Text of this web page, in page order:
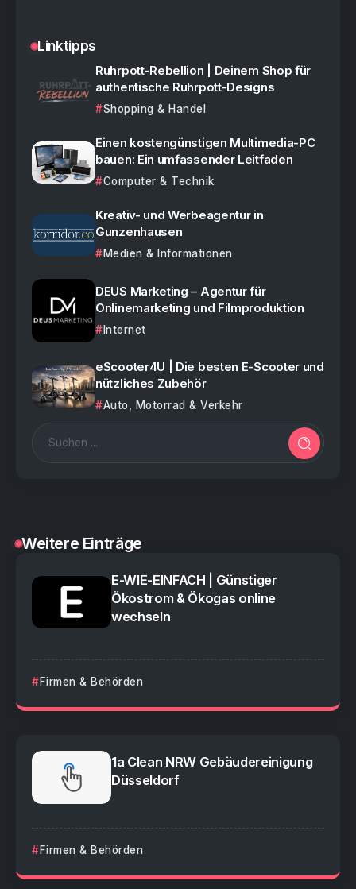
Linktipps
Ruhrpott-Rebellion | Deinem Shop für
authentische Ruhrpott-Designs
Shopping & Handel
Einen kostengünstigen Multimedia-PC
bauen: Ein umfassender Leitfaden
Computer & Technik
Kreativ- und Werbeagentur in
Gunzenhausen
Medien & Informationen
DEUS Marketing – Agentur für
Onlinemarketing und Filmproduktion
Internet
eScooter4U | Die besten E-Scooter und
nützliches Zubehör
Auto, Motorrad & Verkehr
Weitere Einträge
E-WIE-EINFACH | Günstiger
Ökostrom & Ökogas online
wechseln
Firmen & Behörden
1a Clean NRW Gebäudereinigung
Düsseldorf
Firmen & Behörden